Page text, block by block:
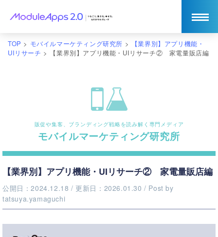
TOP > モバイルマーケティング研究所 >
【業界別】アプリ機能・
UIリサーチ > 【業界別】アプリ機能・UIリサーチ② 家電量販店編
販促や集客、ブランディング戦略を読み解く専門メディア
モバイルマーケティング研究所
【業界別】アプリ機能・UIリサーチ② 家電量販店編
公開日：2024.12.18 / 更新日：2026.01.30 / Post by
tatsuya.yamaguchi